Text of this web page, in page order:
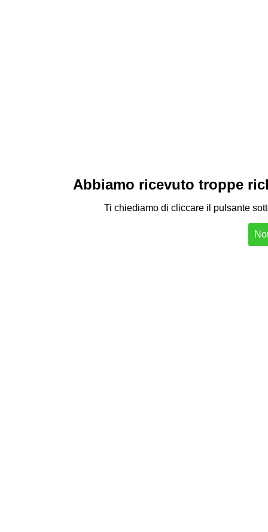
Abbiamo ricevuto troppe
Ti chiediamo di cliccare il pulsante